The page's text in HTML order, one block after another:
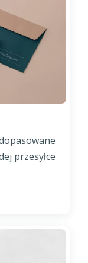
przesyłce